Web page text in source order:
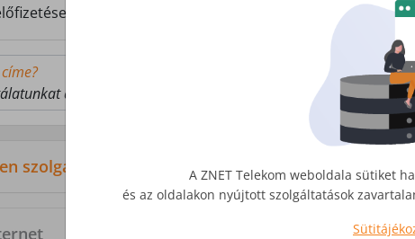
ezen a címen
a 1277-es telefonszámon, vagy
írjon nekünk!
szolgáltatás érdekli!
A ZNET Telekom weboldala sütiket
és az oldalakon nyújtott szolgáltatások